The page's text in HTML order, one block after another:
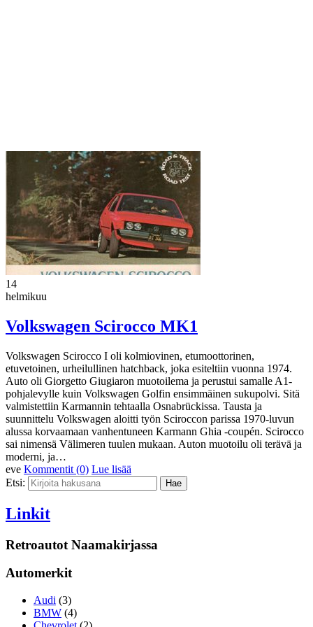
14
helmikuu
Volkswagen Scirocco MK1
Volkswagen Scirocco I oli kolmiovinen, etumoottorinen,
etuvetoinen, urheilullinen hatchback, joka esiteltiin vuonna 1974.
Auto oli Giorgetto Giugiaron muotoilema ja perustui samalle A1-
pohjalevylle kuin Volkswagen Golfin ensimmäinen sukupolvi. Sitä
valmistettiin Karmannin tehtaalla Osnabrückissa. Tausta ja
suunnittelu Volkswagen aloitti työn Sciroccon parissa 1970-luvun
alussa korvaamaan vanhentuneen Karmann Ghia -coupén. Scirocco
sai nimensä Välimeren tuulen mukaan. Auton muotoilu oli terävä ja
moderni, ja…
eve Kommentit (0) Lue lisää
Etsi:
Linkit
Retroautot Naamakirjassa
Automerkit
Audi (3)
BMW (4)